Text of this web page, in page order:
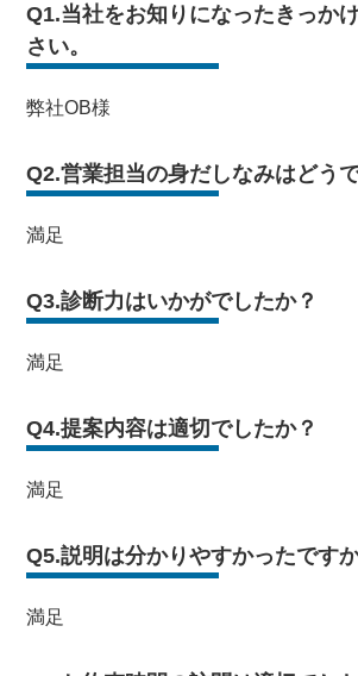
Q1.当社をお知りになったきっか
さい。
弊社OB様
Q2.営業担当の身だしなみはどう
満足
Q3.診断力はいかがでしたか？
満足
Q4.提案内容は適切でしたか？
満足
Q5.説明は分かりやすかったです
満足